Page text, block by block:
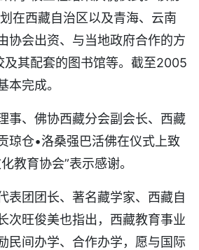
在西藏自治区以及青海、云南
协会出资、与当地政府合作的方
及其配套的图书馆等。截至2005
本完成。
事、佛协西藏分会副会长、西藏
琼仓•洛桑强巴活佛在仪式上致
教育协会”表示感谢。
表团团长、著名藏学家、西藏自
次旺俊美也指出，西藏教育事业
民间办学、合作办学，愿与国际